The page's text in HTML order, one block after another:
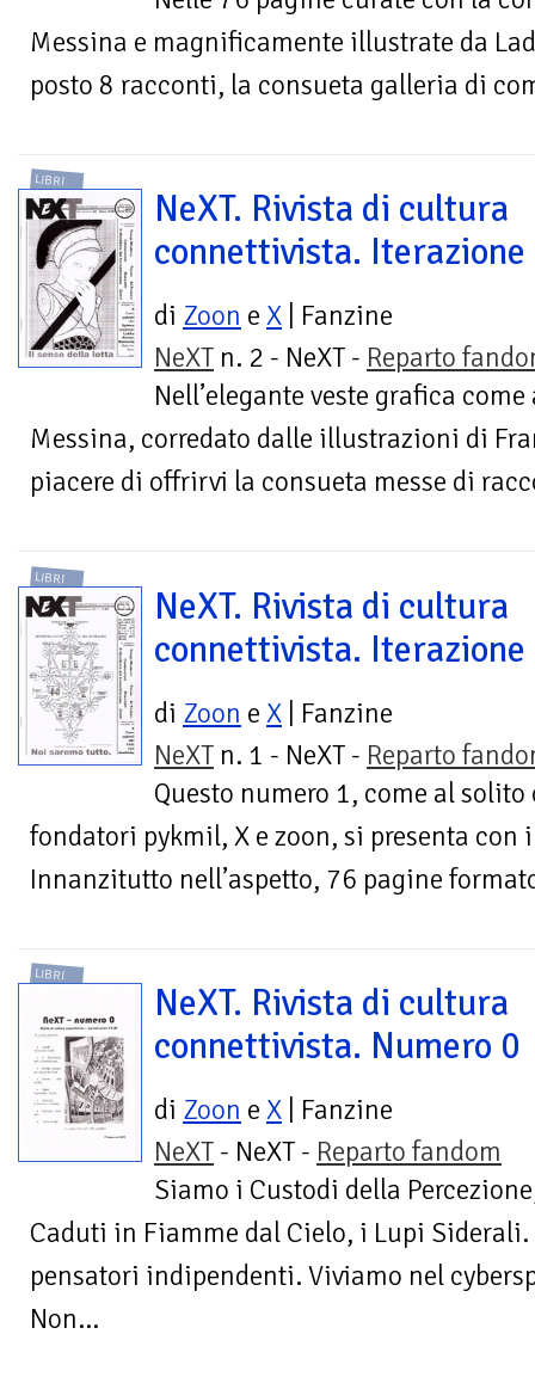
Messina e magnificamente illustrate da
posto 8 racconti, la consueta galleria di
LIBRI
NeXT. Rivista di cultura
connettivista. Iterazione
di Zoon e X | Fanzine
NeXT n. 2 - NeXT - Reparto
Nell’elegante veste grafica
Messina, corredato dalle illustrazioni di
piacere di offrirvi la consueta messe di
LIBRI
NeXT. Rivista di cultura
connettivista. Iterazione
di Zoon e X | Fanzine
NeXT n. 1 - NeXT - Reparto
Questo numero 1, come al
fondatori pykmil, X e zoon, si presenta
Innanzitutto nell’aspetto, 76 pagine
LIBRI
NeXT. Rivista di cultura
connettivista. Numero 0
di Zoon e X | Fanzine
NeXT - NeXT - Reparto fandom
Siamo i Custodi della
Caduti in Fiamme dal Cielo, i Lupi
pensatori indipendenti. Viviamo nel
Non...